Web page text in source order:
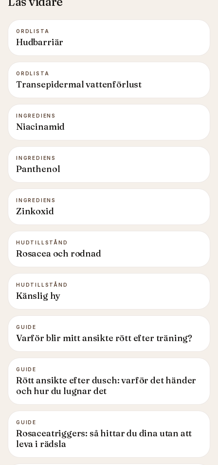
ORDLISTA
Hudbarriär
ORDLISTA
Transepidermal vattenförlust
INGREDIENS
Niacinamid
INGREDIENS
Panthenol
INGREDIENS
Zinkoxid
HUDTILLSTÅND
Rosacea och rodnad
HUDTILLSTÅND
Känslig hy
GUIDE
Varför blir mitt ansikte rött efter träning?
GUIDE
Rött ansikte efter dusch: varför det händer
och hur du lugnar det
GUIDE
Rosaceatriggers: så hittar du dina utan att
leva i rädsla